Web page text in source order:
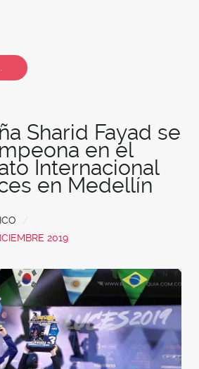
Sharid Fayad se
en el
Internacional
en Medellín
2019